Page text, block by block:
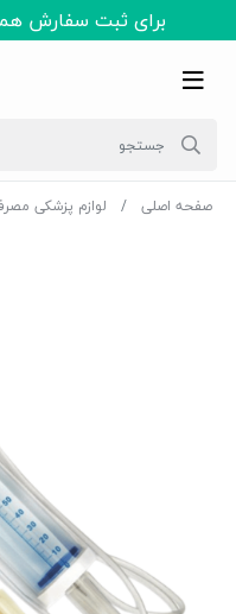
برای ثبت سفارش
صفحه اصلی لوازم پزشکی